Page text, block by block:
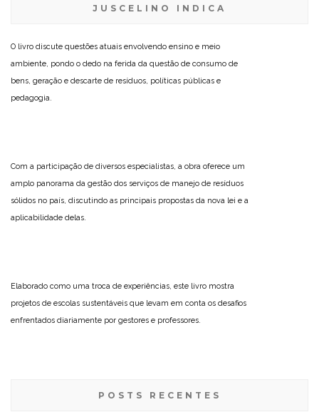
JUSCELINO INDICA
O livro discute questões atuais envolvendo ensino e meio
ambiente, pondo o dedo na ferida da questão de consumo de
bens, geração e descarte de resíduos, políticas públicas e
pedagogia.
Com a participação de diversos especialistas, a obra oferece um
amplo panorama da gestão dos serviços de manejo de resíduos
sólidos no país, discutindo as principais propostas da nova lei e a
aplicabilidade delas.
Elaborado como uma troca de experiências, este livro mostra
projetos de escolas sustentáveis que levam em conta os desafios
enfrentados diariamente por gestores e professores.
POSTS RECENTES